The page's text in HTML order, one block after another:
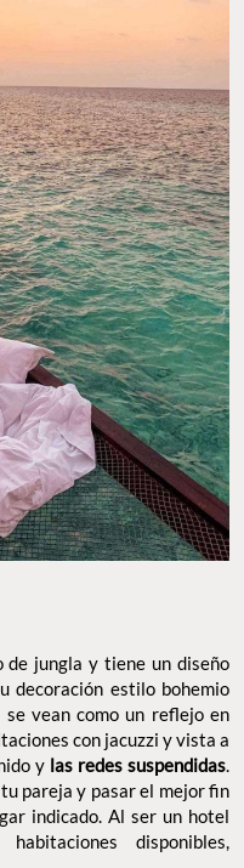
de jungla y tiene un diseño
decoración estilo bohemio
vean como un reflejo en
con jacuzzi y vista a
y las redes suspendidas.
pareja y pasar el mejor fin
indicado. Al ser un hotel
disponibles,